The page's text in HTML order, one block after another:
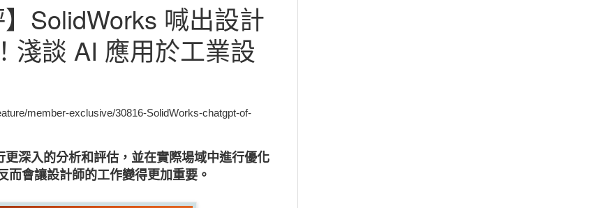
】SolidWorks 喊出設計
淺談 AI 應用於工業設
member-exclusive/30816-SolidWorks-chatgpt-of-
深入的分析和評估，並在實際場域中進行優化
而會讓設計師的工作變得更加重要。